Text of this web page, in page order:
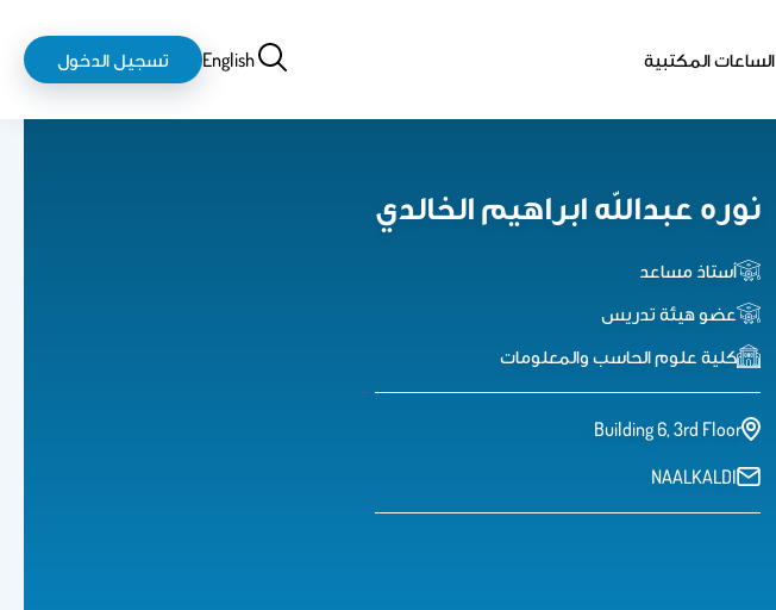
الساعات المكتبية بحثEnglish
login-
logout
تسجيل الدخول
نوره عبدالله ابراهيم الخالدي
أستاذ مساعد
عضو هيئة تدريس
كلية علوم الحاسب والمعلومات
Building 6, 3rd Floor
NAALKALDI